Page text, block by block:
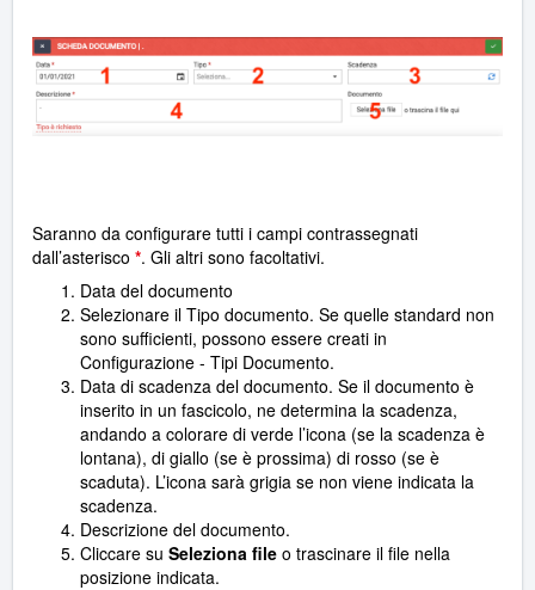
Saranno da configurare tutti i campi contrassegnati
dall’asterisco *. Gli altri sono facoltativi.
Data del documento
Selezionare il Tipo documento. Se quelle standard non
sono sufficienti, possono essere creati in
Configurazione - Tipi Documento.
Data di scadenza del documento. Se il documento è
inserito in un fascicolo, ne determina la scadenza,
andando a colorare di verde l’icona (se la scadenza è
lontana), di giallo (se è prossima) di rosso (se è
scaduta). L’icona sarà grigia se non viene indicata la
scadenza.
Descrizione del documento.
Cliccare su Seleziona file o trascinare il file nella
posizione indicata.